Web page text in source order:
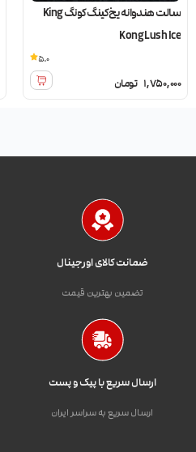
سالت هندوانه یخ کینگ کونگ King
Kong Lush Ice
1,750,000 تومان
5.0
ضمانت کالای اورجینال
تضمین بهترین قیمت
ارسال سریع با پیک و پست
ارسال سریع به سراسر ایران